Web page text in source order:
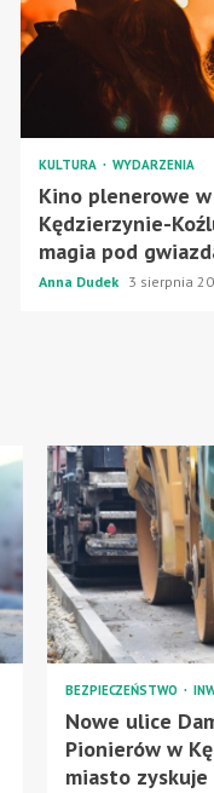
KULTURA WYDARZENIA
Kino plenerowe w
Kędzierzynie-
magia pod
Anna Dudek 3 sierpnia
BEZPIECZEŃSTWO
Nowe ulice
Pionierów w
miasto zyskuje